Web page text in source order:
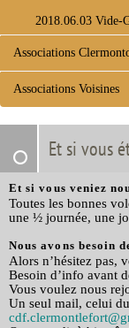
2018.06.03 Vide-
Associations
Associations Voisines
Et si vous
Et si vous veniez
Toutes les bonnes
une ½ journée, une
Nous avons besoin
Alors n’hésitez pas,
Besoin d’info avant
Vous voulez nous
Un seul mail, celui
cdf.clermontlefort@